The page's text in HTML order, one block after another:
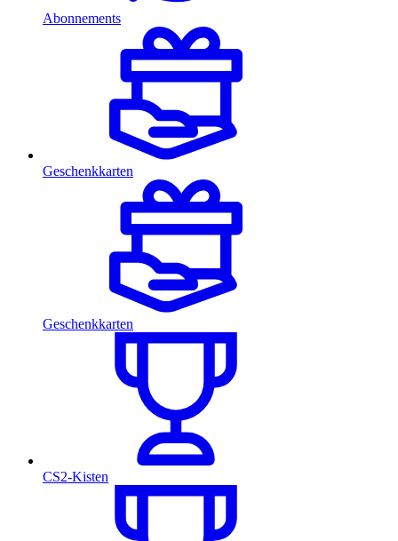
Abonnements
Geschenkkarten
Geschenkkarten
CS2-Kisten